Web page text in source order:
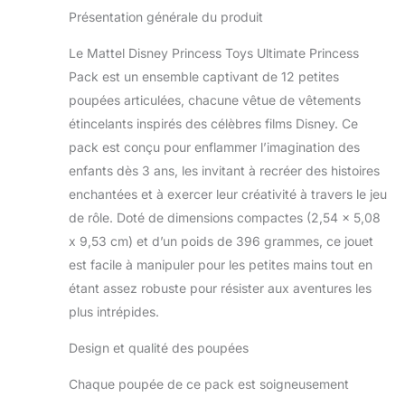
Présentation générale du produit
Le Mattel Disney Princess Toys Ultimate Princess
Pack est un ensemble captivant de 12 petites
poupées articulées, chacune vêtue de vêtements
étincelants inspirés des célèbres films Disney. Ce
pack est conçu pour enflammer l’imagination des
enfants dès 3 ans, les invitant à recréer des histoires
enchantées et à exercer leur créativité à travers le jeu
de rôle. Doté de dimensions compactes (2,54 x 5,08
x 9,53 cm) et d’un poids de 396 grammes, ce jouet
est facile à manipuler pour les petites mains tout en
étant assez robuste pour résister aux aventures les
plus intrépides.
Design et qualité des poupées
Chaque poupée de ce pack est soigneusement